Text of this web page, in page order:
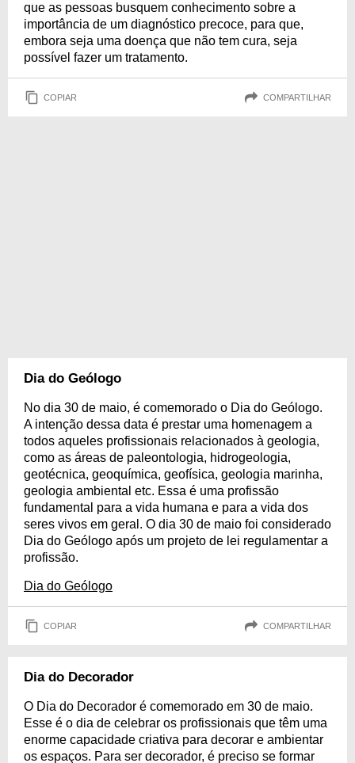
que as pessoas busquem conhecimento sobre a
importância de um diagnóstico precoce, para que,
embora seja uma doença que não tem cura, seja
possível fazer um tratamento.
COPIAR COMPARTILHAR
Dia do Geólogo
No dia 30 de maio, é comemorado o Dia do Geólogo.
A intenção dessa data é prestar uma homenagem a
todos aqueles profissionais relacionados à geologia,
como as áreas de paleontologia, hidrogeologia,
geotécnica, geoquímica, geofísica, geologia marinha,
geologia ambiental etc. Essa é uma profissão
fundamental para a vida humana e para a vida dos
seres vivos em geral. O dia 30 de maio foi considerado
Dia do Geólogo após um projeto de lei regulamentar a
profissão.
Dia do Geólogo
COPIAR COMPARTILHAR
Dia do Decorador
O Dia do Decorador é comemorado em 30 de maio.
Esse é o dia de celebrar os profissionais que têm uma
enorme capacidade criativa para decorar e ambientar
os espaços. Para ser decorador, é preciso se formar